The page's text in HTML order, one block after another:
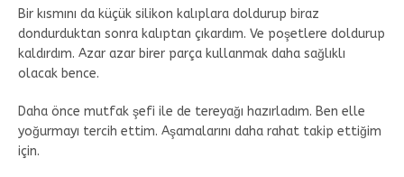
Bir kısmını da küçük silikon kalıplara doldurup biraz
dondurduktan sonra kalıptan çıkardım. Ve poşetlere doldurup
kaldırdım. Azar azar birer parça kullanmak daha sağlıklı
olacak bence.
Daha önce mutfak şefi ile de tereyağı hazırladım. Ben elle
yoğurmayı tercih ettim. Aşamalarını daha rahat takip ettiğim
için.